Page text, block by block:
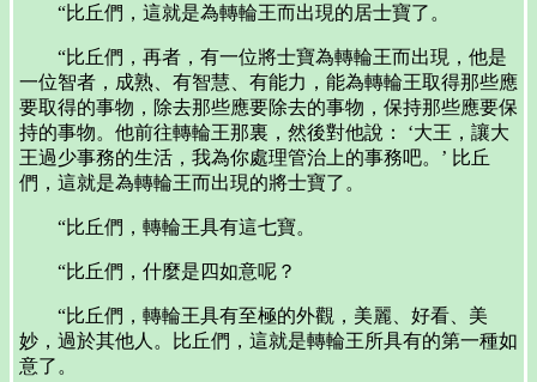
“比丘們，這就是為轉輪王而出現的居士寶了。
“比丘們，再者，有一位將士寶為轉輪王而出現，他是
一位智者，成熟、有智慧、有能力，能為轉輪王取得那些應
要取得的事物，除去那些應要除去的事物，保持那些應要保
持的事物。他前往轉輪王那裏，然後對他說： ‘大王，讓大
王過少事務的生活，我為你處理管治上的事務吧。’ 比丘
們，這就是為轉輪王而出現的將士寶了。
“比丘們，轉輪王具有這七寶。
“比丘們，什麼是四如意呢？
“比丘們，轉輪王具有至極的外觀，美麗、好看、美
妙，過於其他人。比丘們，這就是轉輪王所具有的第一種如
意了。